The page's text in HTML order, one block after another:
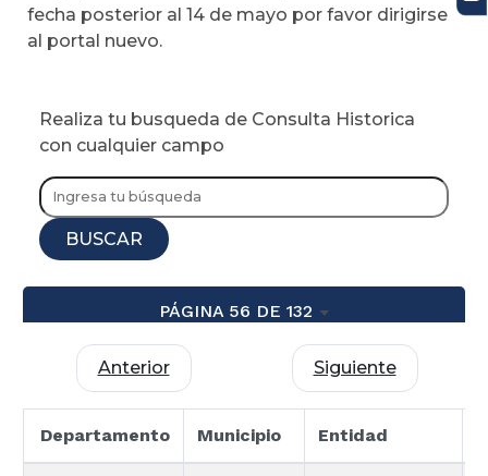
fecha posterior al 14 de mayo por favor dirigirse
al portal nuevo.
Realiza tu busqueda de Consulta Historica
con cualquier campo
BUSCAR
PÁGINA 56 DE 132
Anterior Siguiente
Departamento Municipio Entidad